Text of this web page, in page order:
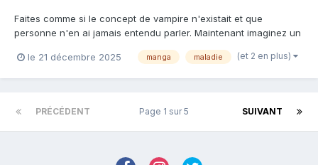
Faites comme si le concept de vampire n'existait et que
personne n'en ai jamais entendu parler. Maintenant imaginez un
étrange maladie, une maladie qui le fatigue en plein soleil, où
le 21 décembre 2025 manga maladie (et 2 en plus)
PRÉCÉDENT SUIVANT
Page 1 sur 5